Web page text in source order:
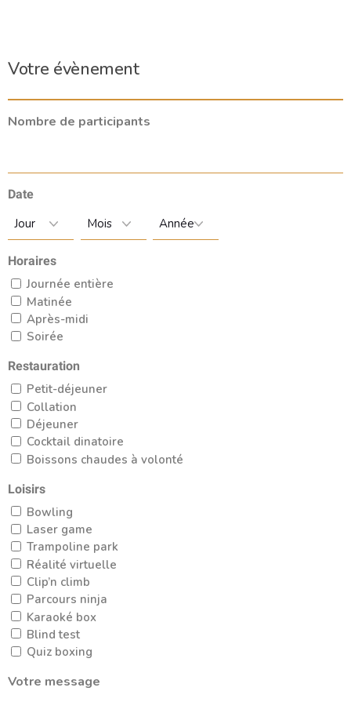
Votre évènement
Nombre de participants
Date
Horaires
Journée entière
Matinée
Après-midi
Soirée
Restauration
Petit-déjeuner
Collation
Déjeuner
Cocktail dinatoire
Boissons chaudes à volonté
Loisirs
Bowling
Laser game
Trampoline park
Réalité virtuelle
Clip’n climb
Parcours ninja
Karaoké box
Blind test
Quiz boxing
Votre message